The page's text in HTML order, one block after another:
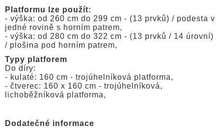
Platformu lze použít:
- výška: od 260 cm do 299 cm - (13 prvků) / podesta v
jedné rovině s horním patrem,
- výška: od 280 cm do 322 cm - (13 prvků / 14 úrovní)
/ plošina pod horním patrem,
Typy platforem
Do díry:
- kulaté: 160 cm - trojúhelníková platforma,
- čtverec: 160 x 160 cm - trojúhelníková,
lichoběžníková platforma,
Dodatečné informace